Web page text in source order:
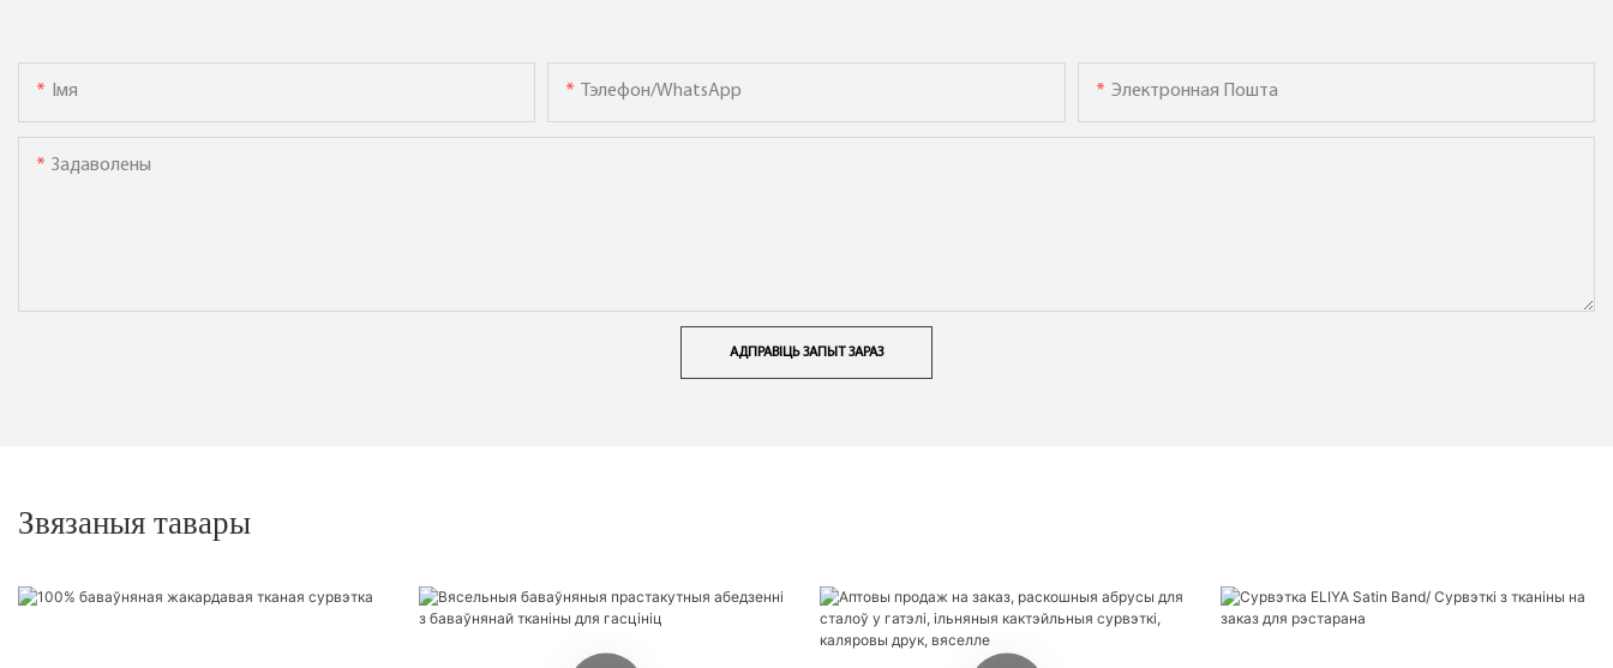
Імя Тэлефон/WhatsApp Электронная Пошта
Задаволены
АДПРАВІЦЬ ЗАПЫТ ЗАРАЗ
Звязаныя тавары